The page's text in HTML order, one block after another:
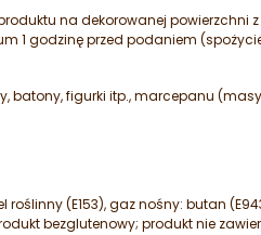
na dekorowanej powierzchni
1 godzinę przed podaniem
batony, figurki itp., marcepanu
(E153), gaz nośny: butan
bezglutenowy; produkt nie